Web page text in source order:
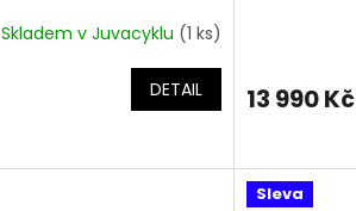
Skladem v Juvacyklu (1 ks)
DETAIL 13 990 Kč
Sleva